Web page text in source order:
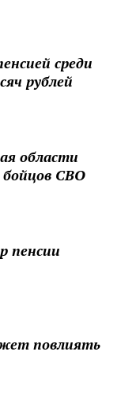
среди
рублей
области
бойцов СВО
пенсии
повлиять